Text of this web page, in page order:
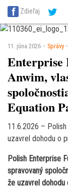
SITA Energetika
SITA Potravinárstvo
Zdieľaj
11. júna 2026 Správy
Enterprise
Anwim,
Equation
11.6.2026 –
uzavrel dohodu o
Polish Enterprise
spravovaný
že uzavrel dohodu